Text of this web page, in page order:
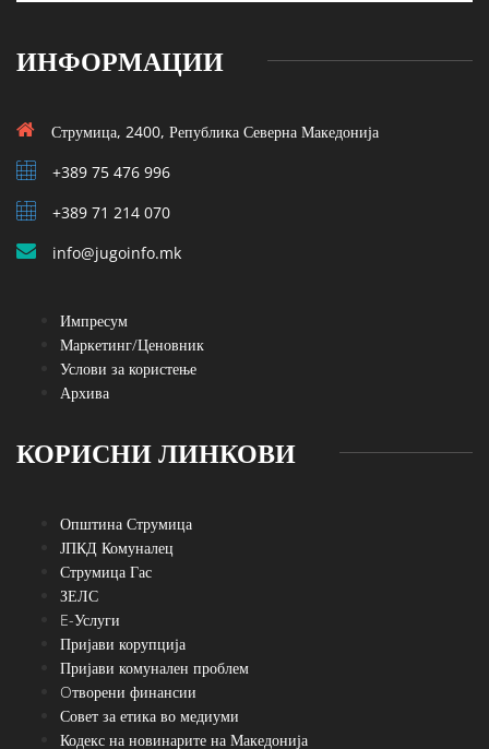
ИНФОРМАЦИИ
Струмица, 2400, Република Северна Македонија
+389 75 476 996
+389 71 214 070
info@jugoinfo.mk
Импресум
Маркетинг/Ценовник
Услови за користење
Архива
КОРИСНИ ЛИНКОВИ
Општина Струмица
ЈПКД Комуналец
Струмица Гас
ЗЕЛС
E-Услуги
Пријави корупција
Пријави комунален проблем
Oтворени финансии
Совет за етика во медиуми
Кодекс на новинарите на Македонија